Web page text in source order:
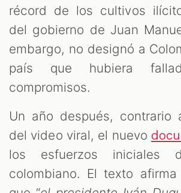
récord de los cultivos
del gobierno de Juan
embargo, no designó a
país que hubiera
compromisos.
Un año después, contrario
del video viral, el nuevo
los esfuerzos iniciales
colombiano. El texto afirma